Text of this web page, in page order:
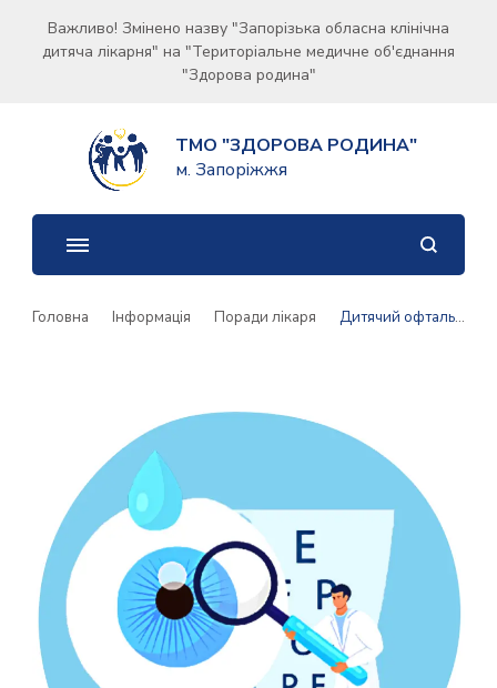
Важливо! Змінено назву "Запорізька обласна клінічна
дитяча лікарня" на "Територіальне медичне об'єднання
"Здорова родина"
ТМО "ЗДОРОВА РОДИНА"
м. Запоріжжя
Головна Інформація Поради лікаря Дитячий офтальмолог